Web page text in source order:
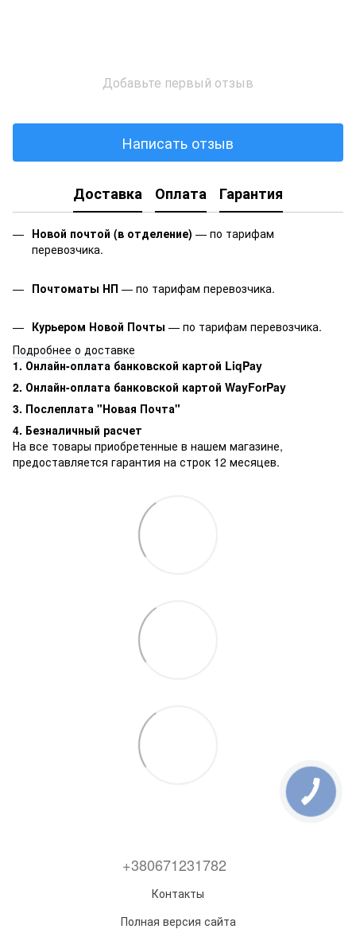
Добавьте первый отзыв
Написать отзыв
Доставка Оплата Гарантия
Новой почтой (в отделение) — по тарифам
перевозчика.
Почтоматы НП — по тарифам перевозчика.
Курьером Новой Почты — по тарифам перевозчика.
Подробнее о доставке
1. Онлайн-оплата банковской картой LiqPay
2. Онлайн-оплата банковской картой WayForPay
3. Послеплата "Новая Почта"
4. Безналичный расчет
На все товары приобретенные в нашем магазине,
предоставляется гарантия на строк 12 месяцев.
+380671231782
Контакты
Полная версия сайта